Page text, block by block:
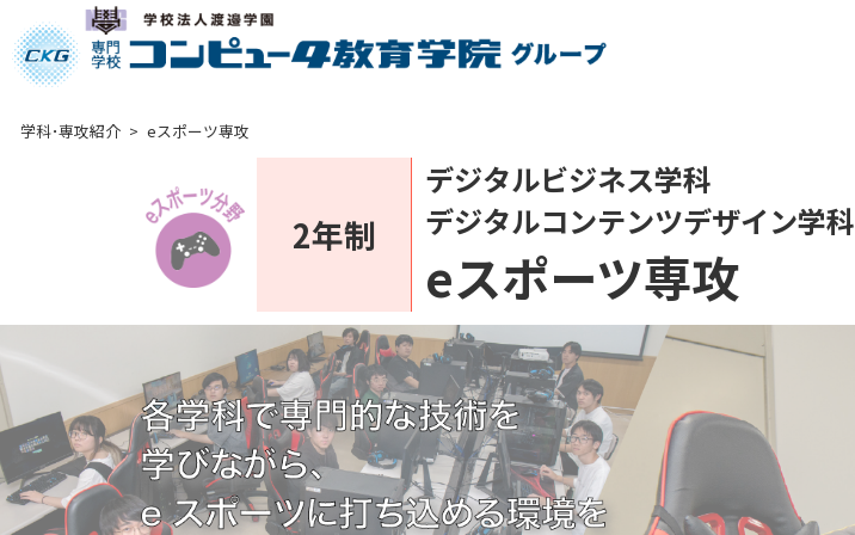
学科･専攻紹介 > eスポーツ専攻
2年制
デジタルビジネス学科
デジタルコンテンツデザイン学科
eスポーツ専攻